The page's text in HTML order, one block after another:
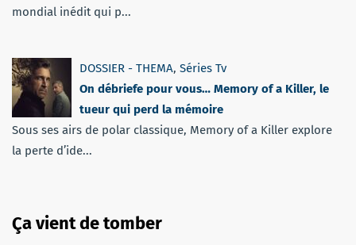
mondial inédit qui p...
DOSSIER - THEMA, Séries Tv
On débriefe pour vous… Memory of a Killer, le
tueur qui perd la mémoire
Sous ses airs de polar classique, Memory of a Killer explore
la perte d’ide...
Ça vient de tomber